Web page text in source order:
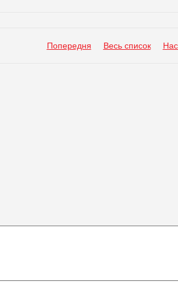
Попередня Весь список